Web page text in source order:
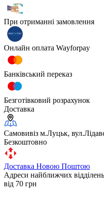
При отриманні замовлення
Онлайн оплата Wayforpay
Банківський переказ
Безготівковий розрахунок
Доставка
Самовивіз м.Луцьк,
Безкоштовно
Доставка Новою Поштою
Адреси найближчих
від 70 грн